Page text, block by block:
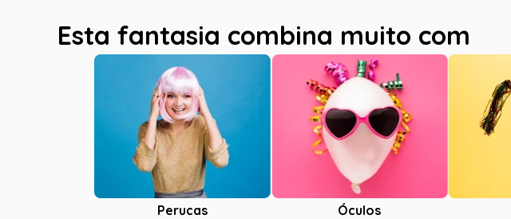
Esta fantasia combina muito com
Perucas Óculos